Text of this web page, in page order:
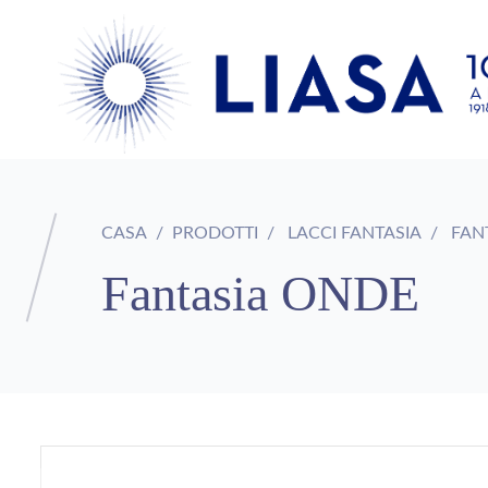
CASA PRODOTTI LACCI FANTASIA
Fantasia ONDE